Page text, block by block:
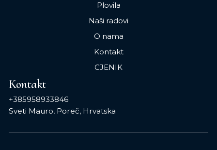
Plovila
Naši radovi
O nama
Kontakt
CJENIK
Kontakt
+385958933846
Sveti Mauro, Poreč, Hrvatska